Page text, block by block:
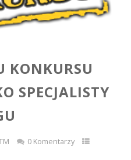
KONKURSU
SPECJALISTY
0 Komentarzy